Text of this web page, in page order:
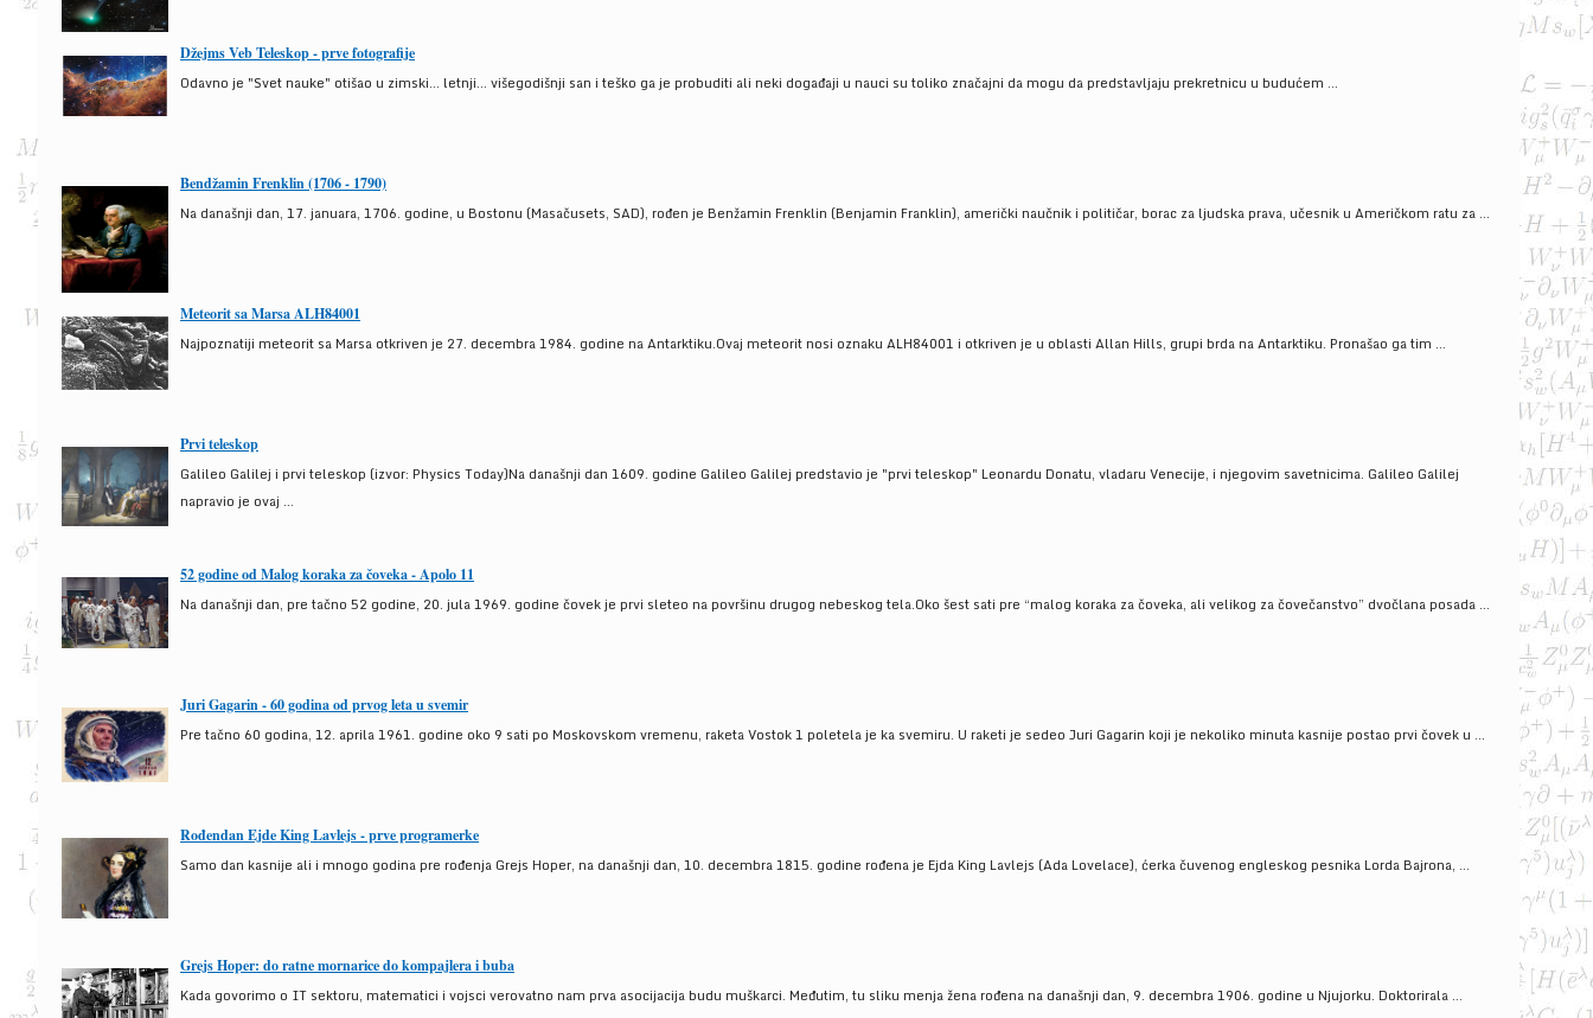
Džejms Veb Teleskop - prve fotografije
Odavno je "Svet nauke" otišao u zimski... letnji... višegodišnji san i teško ga je probuditi ali neki događaji u nauci su toliko značajni da mogu da predstavljaju prekretnicu u budućem ...
Bendžamin Frenklin (1706 - 1790)
Na današnji dan, 17. januara, 1706. godine, u Bostonu (Masačusets, SAD), rođen je Benžamin Frenklin (Benjamin Franklin), američki naučnik i političar, borac za ljudska prava, učesnik u Američkom ratu za ...
Meteorit sa Marsa ALH84001
Najpoznatiji meteorit sa Marsa otkriven je 27. decembra 1984. godine na Antarktiku.Ovaj meteorit nosi oznaku ALH84001 i otkriven je u oblasti Allan Hills, grupi brda na Antarktiku. Pronašao ga tim ...
Prvi teleskop
Galileo Galilej i prvi teleskop (izvor: Physics Today)Na današnji dan 1609. godine Galileo Galilej predstavio je "prvi teleskop" Leonardu Donatu, vladaru Venecije, i njegovim savetnicima. Galileo Galilej
napravio je ovaj ...
52 godine od Malog koraka za čoveka - Apolo 11
Na današnji dan, pre tačno 52 godine, 20. jula 1969. godine čovek je prvi sleteo na površinu drugog nebeskog tela.Oko šest sati pre “malog koraka za čoveka, ali velikog za čovečanstvo” dvočlana posada ...
Juri Gagarin - 60 godina od prvog leta u svemir
Pre tačno 60 godina, 12. aprila 1961. godine oko 9 sati po Moskovskom vremenu, raketa Vostok 1 poletela je ka svemiru. U raketi je sedeo Juri Gagarin koji je nekoliko minuta kasnije postao prvi čovek u ...
Rođendan Ejde King Lavlejs - prve programerke
Samo dan kasnije ali i mnogo godina pre rođenja Grejs Hoper, na današnji dan, 10. decembra 1815. godine rođena je Ejda King Lavlejs (Ada Lovelace), ćerka čuvenog engleskog pesnika Lorda Bajrona, ...
Grejs Hoper: do ratne mornarice do kompajlera i buba
Kada govorimo o IT sektoru, matematici i vojsci verovatno nam prva asocijacija budu muškarci. Međutim, tu sliku menja žena rođena na današnji dan, 9. decembra 1906. godine u Njujorku. Doktorirala ...